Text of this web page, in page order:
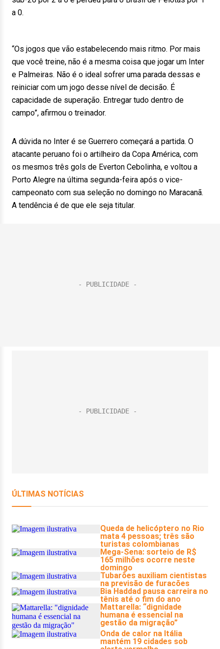
a 0.
“Os jogos que vão estabelecendo mais ritmo. Por mais
que você treine, não é a mesma coisa que jogar um Inter
e Palmeiras. Não é o ideal sofrer uma parada dessas e
reiniciar com um jogo desse nível de decisão. É
capacidade de superação. Entregar tudo dentro de
campo”, afirmou o treinador.
A dúvida no Inter é se Guerrero começará a partida. O
atacante peruano foi o artilheiro da Copa América, com
os mesmos três gols de Everton Cebolinha, e voltou a
Porto Alegre na última segunda-feira após o vice-
campeonato com sua seleção no domingo no Maracanã.
A tendência é de que ele seja titular.